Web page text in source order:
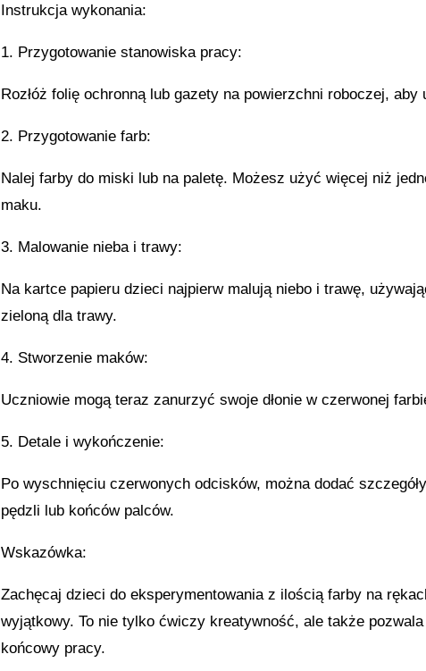
Instrukcja wykonania:
1. Przygotowanie stanowiska pracy:
Rozłóż folię ochronną lub gazety na powierzchni roboczej, aby
2. Przygotowanie farb:
Nalej farby do miski lub na paletę. Możesz użyć więcej niż
maku.
3. Malowanie nieba i trawy:
Na kartce papieru dzieci najpierw malują niebo i trawę,
zieloną dla trawy.
4. Stworzenie maków:
Uczniowie mogą teraz zanurzyć swoje dłonie w czerwonej
5. Detale i wykończenie:
Po wyschnięciu czerwonych odcisków, można dodać
pędzli lub końców palców.
Wskazówka:
Zachęcaj dzieci do eksperymentowania z ilością farby na
wyjątkowy. To nie tylko ćwiczy kreatywność, ale także
końcowy pracy.